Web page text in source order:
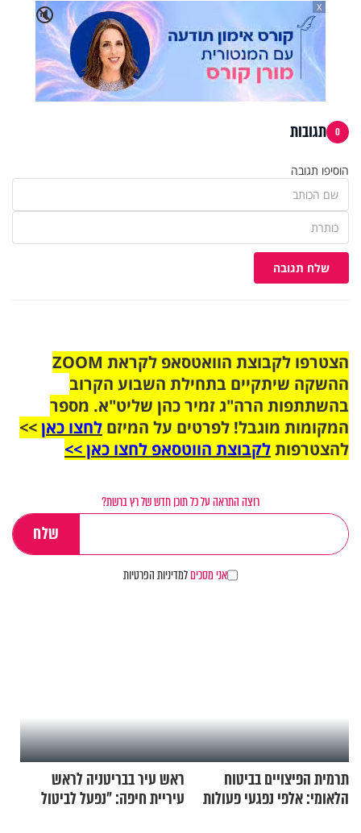
🔇
X
0 תגובות
הוסיפו תגובה
שלח תגובה
הצטרפו לקבוצת הוואטסאפ לקראת ZOOM
ההשקה שיתקיים בתחילת השבוע הקרוב
בהשתתפות הרה"ג זמיר כהן שליט"א. מספר
המקומות מוגבל! לפרטים על המיזם לחצו כאן>>
להצטרפותלקבוצת הווטסאפ לחצו כאן >>
רוצה התראה על כל תוכן חדש של רץ ברשת?
אני מסכיםלמדיניות הפרטיות
תרמית הפיצויים בביטוח
הלאומי: אלפי נפגעי פעולות
ראש עיר בבריטניה לראש
עיריית חיפה: ״נפעל לביטול